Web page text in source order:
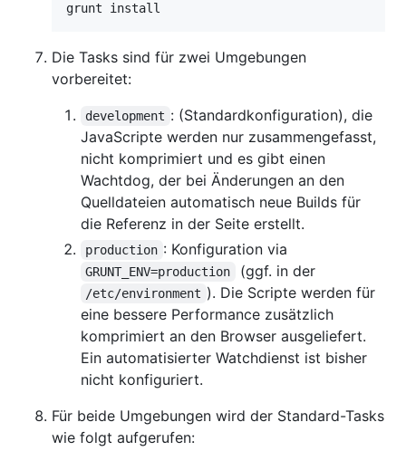
Die Tasks sind für zwei Umgebungen
vorbereitet:
development : (Standardkonfiguration), die
JavaScripte werden nur zusammengefasst,
nicht komprimiert und es gibt einen
Wachtdog, der bei Änderungen an den
Quelldateien automatisch neue Builds für
die Referenz in der Seite erstellt.
production : Konfiguration via
GRUNT_ENV=production (ggf. in der
/etc/environment ). Die Scripte werden für
eine bessere Performance zusätzlich
komprimiert an den Browser ausgeliefert.
Ein automatisierter Watchdienst ist bisher
nicht konfiguriert.
Für beide Umgebungen wird der Standard-Tasks
wie folgt aufgerufen: